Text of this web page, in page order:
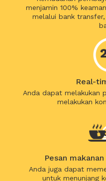
menjamin 100%
melalui bank
Real-
Anda dapat melakukan
melakukan
Pesan
Anda juga dapat
untuk menunjang